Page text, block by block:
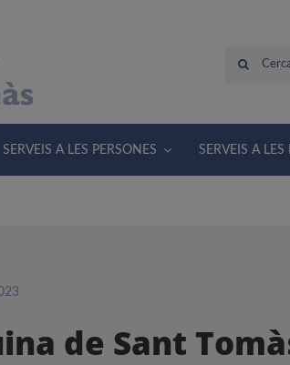
Cerca
SERVEIS A LES PERSONES SERVEIS A LES
de Sant